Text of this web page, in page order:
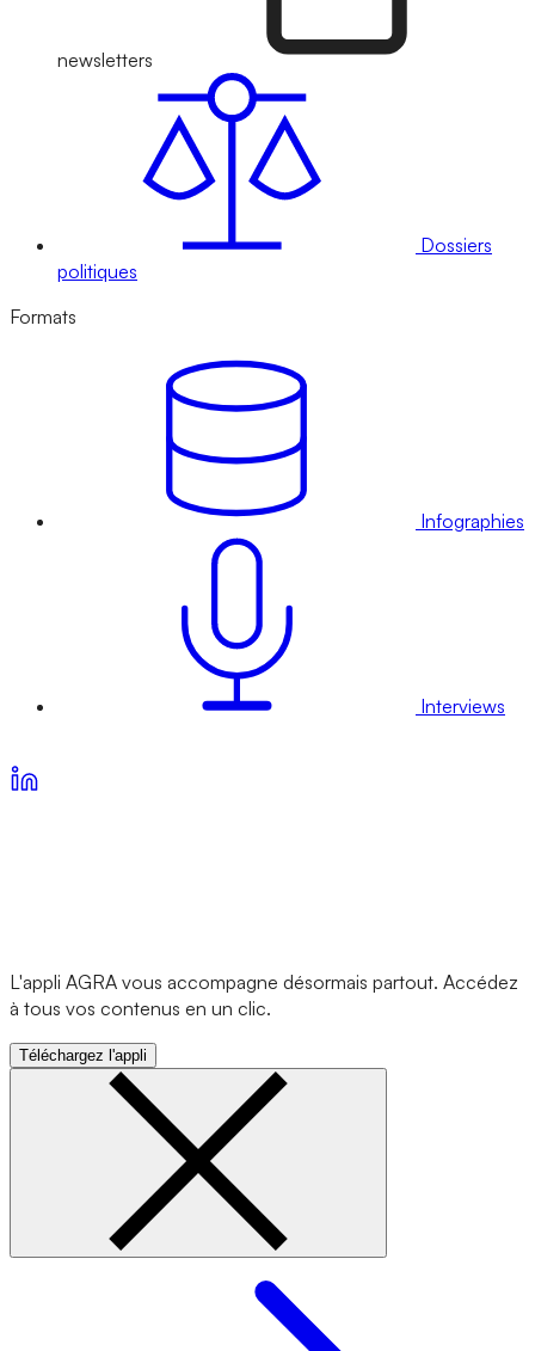
newsletters
Dossiers
politiques
Formats
Infographies
Interviews
L'appli AGRA vous accompagne désormais partout. Accédez
à tous vos contenus en un clic.
Téléchargez l'appli